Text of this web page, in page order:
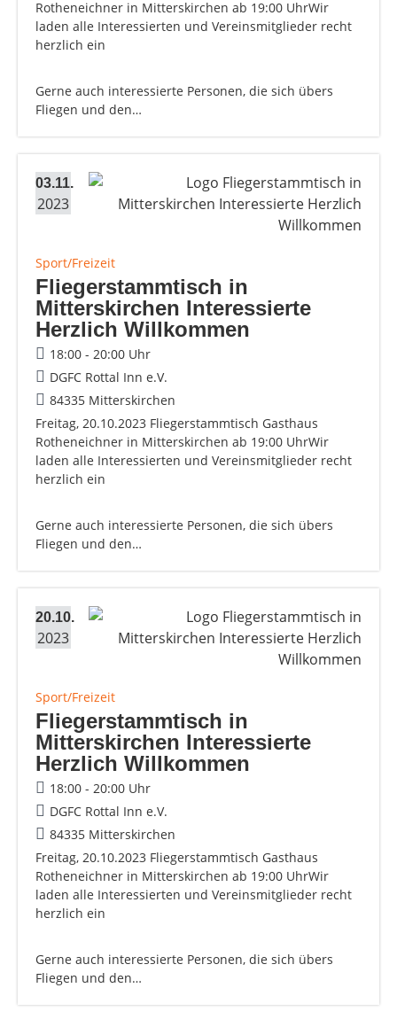
Rotheneichner in Mitterskirchen ab 19:00 UhrWir
laden alle Interessierten und Vereinsmitglieder recht
herzlich ein
Gerne auch interessierte Personen, die sich übers
Fliegen und den…
03.11.
2023
Sport/Freizeit
Fliegerstammtisch in
Mitterskirchen Interessierte
Herzlich Willkommen
18:00 - 20:00 Uhr
DGFC Rottal Inn e.V.
84335 Mitterskirchen
Freitag, 20.10.2023 Fliegerstammtisch Gasthaus
Rotheneichner in Mitterskirchen ab 19:00 UhrWir
laden alle Interessierten und Vereinsmitglieder recht
herzlich ein
Gerne auch interessierte Personen, die sich übers
Fliegen und den…
20.10.
2023
Sport/Freizeit
Fliegerstammtisch in
Mitterskirchen Interessierte
Herzlich Willkommen
18:00 - 20:00 Uhr
DGFC Rottal Inn e.V.
84335 Mitterskirchen
Freitag, 20.10.2023 Fliegerstammtisch Gasthaus
Rotheneichner in Mitterskirchen ab 19:00 UhrWir
laden alle Interessierten und Vereinsmitglieder recht
herzlich ein
Gerne auch interessierte Personen, die sich übers
Fliegen und den…